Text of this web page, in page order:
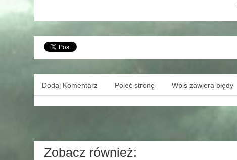
Dodaj Komentarz Poleć stronę Wpis zawiera błędy
Zobacz również: